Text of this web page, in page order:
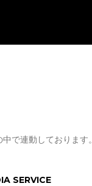
で連動しております。
SERVICE